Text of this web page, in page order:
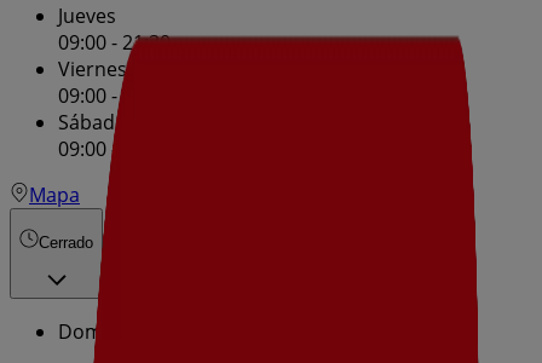
Jueves
09:00 - 21:30
Viernes
09:00 - 21:30
Sábado
09:00 - 21:30
Mapa
Cerrado
Domingo